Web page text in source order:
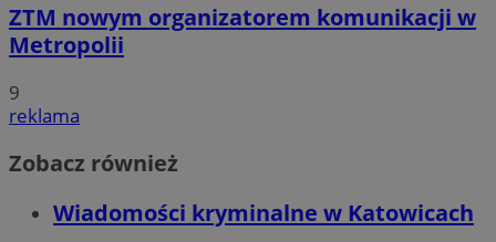
ZTM nowym organizatorem komunikacji w
Metropolii
9
reklama
Zobacz również
Wiadomości kryminalne w Katowicach